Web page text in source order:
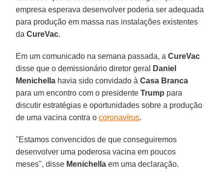
empresa esperava desenvolver poderia ser adequada
para produção em massa nas instalações existentes
daCureVac.
Em um comunicado na semana passada, aCureVac
disse que o demissionário diretor geral
Daniel
Menichella havia sido convidado àCasa Branca
para um encontro com o presidenteTrump para
discutir estratégias e oportunidades sobre a produção
de uma vacina contra ocoronavírus.
"Estamos convencidos de que conseguiremos
desenvolver uma poderosa vacina em poucos
meses", disse Menichella em uma declaração.